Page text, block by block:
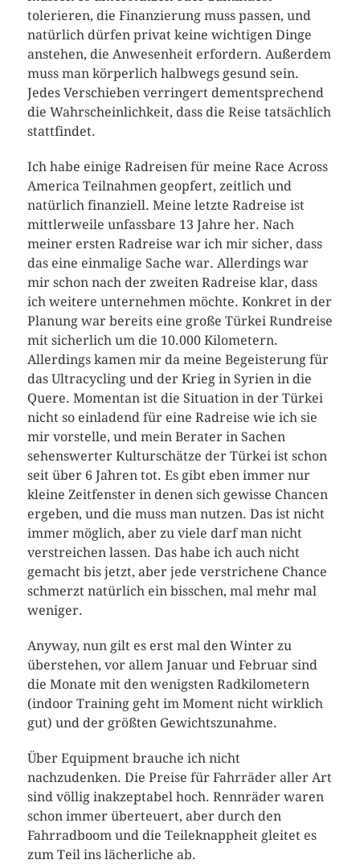
tolerieren, die Finanzierung muss passen, und
natürlich dürfen privat keine wichtigen Dinge
anstehen, die Anwesenheit erfordern. Außerdem
muss man körperlich halbwegs gesund sein.
Jedes Verschieben verringert dementsprechend
die Wahrscheinlichkeit, dass die Reise tatsächlich
stattfindet.
Ich habe einige Radreisen für meine Race Across
America Teilnahmen geopfert, zeitlich und
natürlich finanziell. Meine letzte Radreise ist
mittlerweile unfassbare 13 Jahre her. Nach
meiner ersten Radreise war ich mir sicher, dass
das eine einmalige Sache war. Allerdings war
mir schon nach der zweiten Radreise klar, dass
ich weitere unternehmen möchte. Konkret in der
Planung war bereits eine große Türkei Rundreise
mit sicherlich um die 10.000 Kilometern.
Allerdings kamen mir da meine Begeisterung für
das Ultracycling und der Krieg in Syrien in die
Quere. Momentan ist die Situation in der Türkei
nicht so einladend für eine Radreise wie ich sie
mir vorstelle, und mein Berater in Sachen
sehenswerter Kulturschätze der Türkei ist schon
seit über 6 Jahren tot. Es gibt eben immer nur
kleine Zeitfenster in denen sich gewisse Chancen
ergeben, und die muss man nutzen. Das ist nicht
immer möglich, aber zu viele darf man nicht
verstreichen lassen. Das habe ich auch nicht
gemacht bis jetzt, aber jede verstrichene Chance
schmerzt natürlich ein bisschen, mal mehr mal
weniger.
Anyway, nun gilt es erst mal den Winter zu
überstehen, vor allem Januar und Februar sind
die Monate mit den wenigsten Radkilometern
(indoor Training geht im Moment nicht wirklich
gut) und der größten Gewichtszunahme.
Über Equipment brauche ich nicht
nachzudenken. Die Preise für Fahrräder aller Art
sind völlig inakzeptabel hoch. Rennräder waren
schon immer überteuert, aber durch den
Fahrradboom und die Teileknappheit gleitet es
zum Teil ins lächerliche ab.